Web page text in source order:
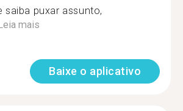
saiba puxar assunto,
mais
Baixe o aplicativo